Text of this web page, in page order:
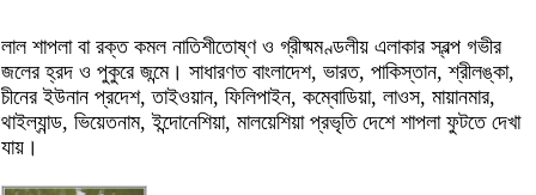
লাল শাপলা বা রক্ত কমল নাতিশীতোষ্ণ ও গ্রীষ্মমণ্ডলীয় এলাকার স্বল্প গভীর
জলের হ্রদ ও পুকুরে জন্মে। সাধারণত বাংলাদেশ, ভারত, পাকিস্তান, শ্রীলঙ্কা,
চীনের ইউনান প্রদেশ, তাইওয়ান, ফিলিপাইন, কম্বোডিয়া, লাওস, মায়ানমার,
থাইল্যান্ড, ভিয়েতনাম, ইন্দোনেশিয়া, মালয়েশিয়া প্রভৃতি দেশে শাপলা ফুটতে দেখা
যায়।